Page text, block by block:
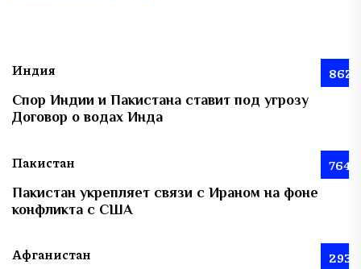
Индия 862
Спор Индии и Пакистана ставит под угрозу
Договор о водах Инда
Пакистан 764
Пакистан укрепляет связи с Ираном на фоне
конфликта с США
Афганистан 293